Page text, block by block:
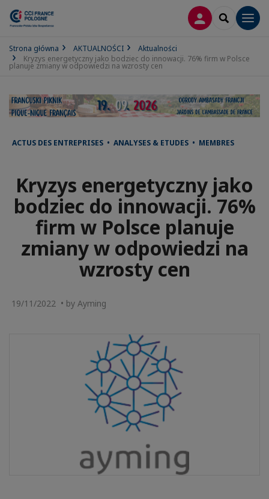
LOGOWANIE
SEARCH
Strona główna AKTUALNOŚCI
Aktualności
Kryzys energetyczny jako bodziec do innowacji. 76% firm w Polsce
planuje zmiany w odpowiedzi na wzrosty cen
ACTUS DES ENTREPRISES • ANALYSES & ETUDES • MEMBRES
Kryzys energetyczny jako
bodziec do innowacji. 76%
firm w Polsce planuje
zmiany w odpowiedzi na
wzrosty cen
19/11/2022 • by Ayming